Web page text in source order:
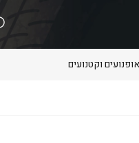
וקטנועים